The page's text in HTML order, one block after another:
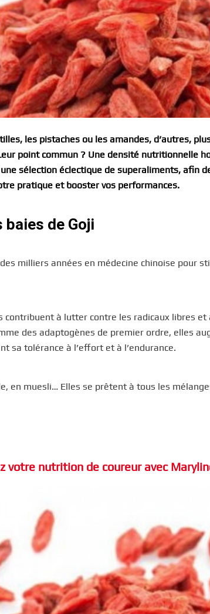
les pistaches ou les amandes, d’autres,
point commun ? Une densité nutritionnelle
sélection éclectique de superaliments, afin
pratique et booster vos performances.
baies de Goji
milliers années en médecine chinoise pour
contribuent à lutter contre les radicaux libres
des adaptogènes de premier ordre, elles
sa tolérance à l’effort et à l’endurance.
en muesli… Elles se prêtent à tous les
votre nutrition de coureur avec